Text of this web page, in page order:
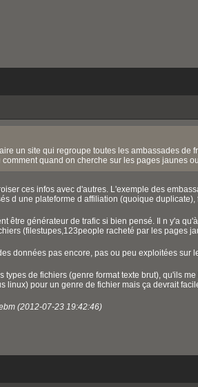
un site qui regroupe toutes les ambassades de
quand on cherche sur les pages jaunes
ces infos avec d'autres. L'exemple des
d une plateforme d affiliation (quoique duplicate),
être générateur de trafic si bien pensé. Il n y'a
(filestupes,123people racheté par les pages
données pas encore, pas ou peu exploitées sur
types de fichiers (genre format texte brut), qu'ils
linux) pour un genre de fichier mais ça devrait
(2012-07-23 19:42:46)